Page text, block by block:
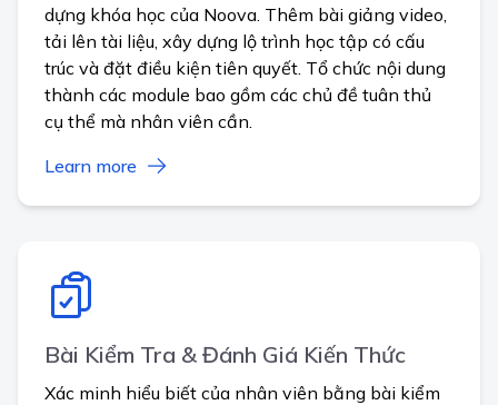
dựng khóa học của Noova. Thêm bài giảng video,
tải lên tài liệu, xây dựng lộ trình học tập có cấu
trúc và đặt điều kiện tiên quyết. Tổ chức nội dung
thành các module bao gồm các chủ đề tuân thủ
cụ thể mà nhân viên cần.
Learn more
Bài Kiểm Tra & Đánh Giá Kiến Thức
Xác minh hiểu biết của nhân viên bằng bài kiểm